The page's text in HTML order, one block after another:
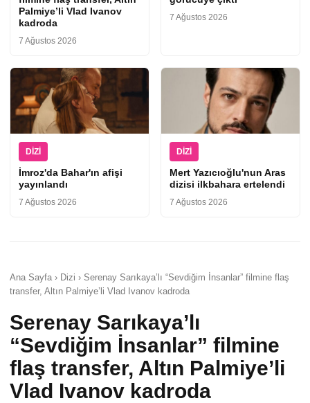
Palmiye’li Vlad Ivanov
kadroda
7 Ağustos 2026
7 Ağustos 2026
DIZI
İmroz'da Bahar'ın afişi
yayınlandı
7 Ağustos 2026
DIZI
Mert Yazıcıoğlu'nun Aras
dizisi ilkbahara ertelendi
7 Ağustos 2026
Ana Sayfa › Dizi › Serenay Sarıkaya’lı “Sevdiğim İnsanlar” filmine flaş
transfer, Altın Palmiye’li Vlad Ivanov kadroda
Serenay Sarıkaya’lı
“Sevdiğim İnsanlar” filmine
flaş transfer, Altın Palmiye’li
Vlad Ivanov kadroda